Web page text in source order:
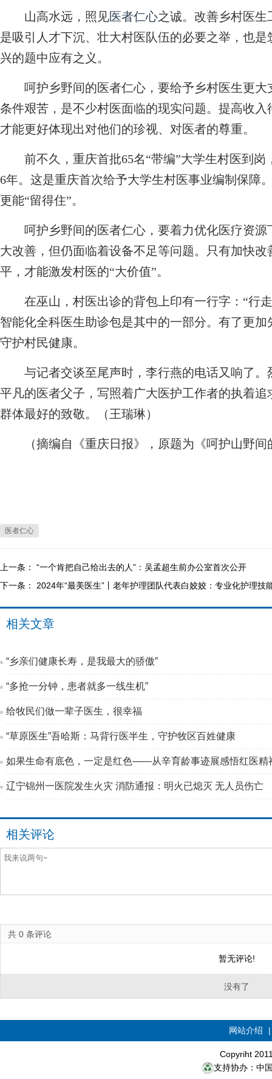
山高水远，照见医者仁心之诚。改善乡村医
是吸引人才下沉、壮大村医队伍的必要之举，也
兴的题中应有之义。
呵护乡野间的医者仁心，要给予乡村医生更大
条件艰苦，是不少村医面临的现实问题。提高收
才能更好体现出对他们的珍视、对医者的尊重。
前不久，重庆首批65名“带编”大学生村医到岗
6年。这是重庆首次给予大学生村医事业编制保障
更能“留得住”。
呵护乡野间的医者仁心，要着力优化医疗资源
大改善，但仍面临着设备不足等问题。只有加快
平，才能激发村医的“大价值”。
在巫山，村医出诊的背包上印有一行字：“行走
智能化全科医生助诊包是其中的一部分。有了更
守护村民健康。
与记者交谈至尾声时，李行燕的电话又响了。
平凡的医者父子，写照着广大医护工作者的执着
群体最好的致敬。（王瑞琳）
（摘编自《重庆日报》，原题为《呵护山野间
医者仁心
上一条： “一个肯把自己给出去的人”：吴孟超生前办公室首次公开
下一条： 2024年“最美医生”丨老年护理团队代表白姣姣：专业化护理技
相关文章
“乡亲们健康长寿，是我最大的骄傲”
“多抢一分钟，患者就多一线生机”
给牧民们做一辈子医生，很幸福
“草原医生”吾哈斯：马背行医半生，守护牧区百姓健康
如果生命有底色，一定是红色——从辛育龄事迹展感悟红医精
辽宁锦州一医院发生火灾 消防通报：明火已熄灭 无人员伤亡
相关评论
共 0 条评论
暂无评论!
没有了
网站介绍
Copyriht
支持协办：中